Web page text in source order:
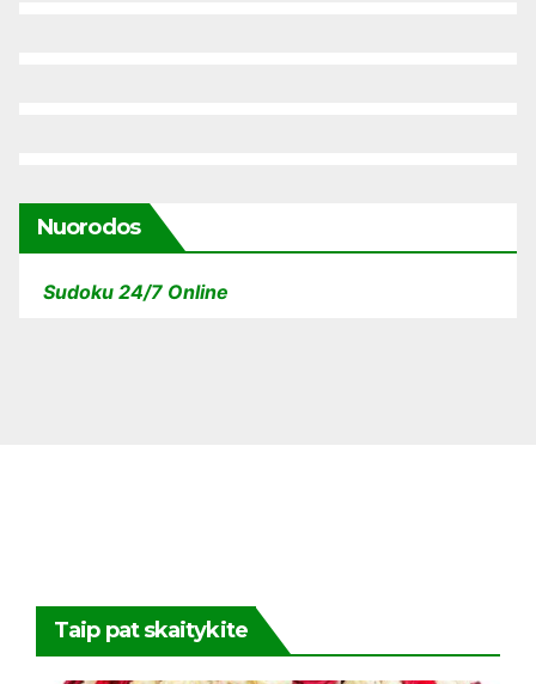
Nuorodos
Sudoku 24/7 Online
Taip pat skaitykite